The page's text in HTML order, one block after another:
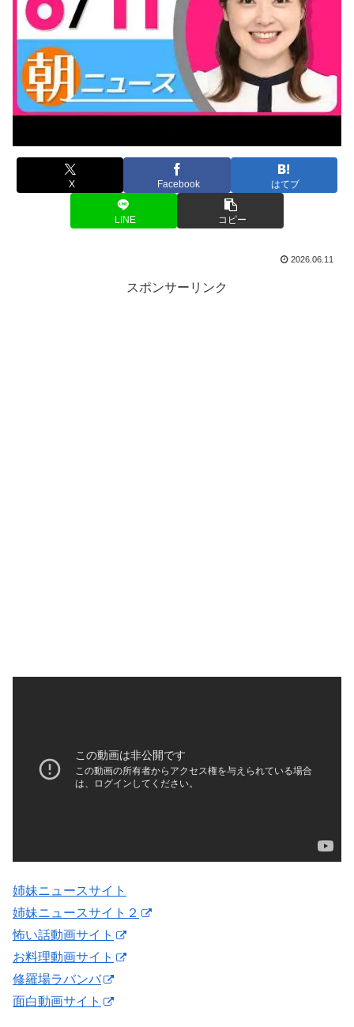
X Facebook はてブ
LINE コピー
2026.06.11
スポンサーリンク
姉妹ニュースサイト
姉妹ニュースサイト２
怖い話動画サイト
お料理動画サイト
修羅場ラバンバ
面白動画サイト